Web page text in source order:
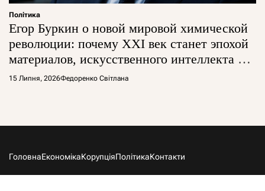
Політика
Егор Буркин о новой мировой химической
революции: почему XXI век станет эпохой
материалов, искусственного интеллекта и
глобальной борьбы за технологии
15 Липня, 2026Федоренко Світлана
ГоловнаЕкономікаКорупціяПолітикаКонтакти